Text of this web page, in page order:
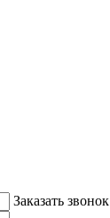
Заказать звонок